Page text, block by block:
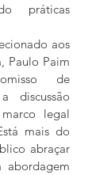
práticas
aos
Paulo Paim
de
discussão
legal
mais do
abraçar
abordagem